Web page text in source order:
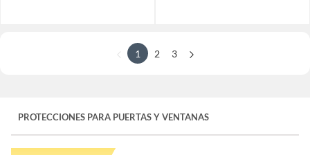
1 2 3
PROTECCIONES PARA PUERTAS Y VENTANAS